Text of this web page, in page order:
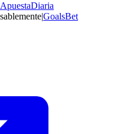
ApuestaDiaria
|GoalsBet